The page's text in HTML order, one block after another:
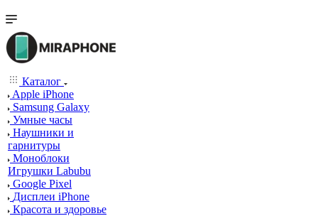
Каталог
Apple iPhone
Samsung Galaxy
Умные часы
Наушники и
гарнитуры
Моноблоки
Игрушки Labubu
Google Pixel
Дисплеи iPhone
Красота и здоровье